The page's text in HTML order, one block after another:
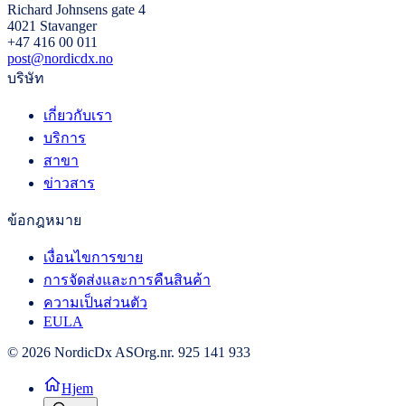
Richard Johnsens gate 4
4021 Stavanger
+47 416 00 011
post@nordicdx.no
บริษัท
เกี่ยวกับเรา
บริการ
สาขา
ข่าวสาร
ข้อกฎหมาย
เงื่อนไขการขาย
การจัดส่งและการคืนสินค้า
ความเป็นส่วนตัว
EULA
© 2026 NordicDx ASOrg.nr. 925 141 933
Hjem